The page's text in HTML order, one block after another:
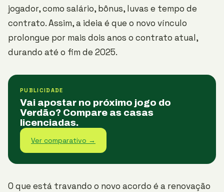
jogador, como salário, bônus, luvas e tempo de
contrato. Assim, a ideia é que o novo vínculo
prolongue por mais dois anos o contrato atual,
durando até o fim de 2025.
PUBLICIDADE
Vai apostar no próximo jogo do
Verdão? Compare as casas
licenciadas.
Ver comparativo →
O que está travando o novo acordo é a renovação